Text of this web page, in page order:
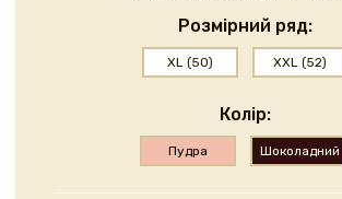
Розмірний ряд:
XL (50) XXL (52)
Колір:
Пудра Шоколадний